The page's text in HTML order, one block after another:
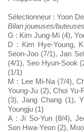
Sélectionneur : Yoon
Bilan joueuses/buteuses
G : Kim Jung-Mi (4),
D : Kim Hye-Young,
Seon-Joo (7/1), Jan
(4/1), Seo Hyun-Sook
(1/1)
M : Lee Mi-Na (7/4),
Young-Ju (2), Choi
(3), Jang Chang (1),
Youngju (1)
A : Ji So-Yun (8/4),
Son Hwa-Yeon (2),